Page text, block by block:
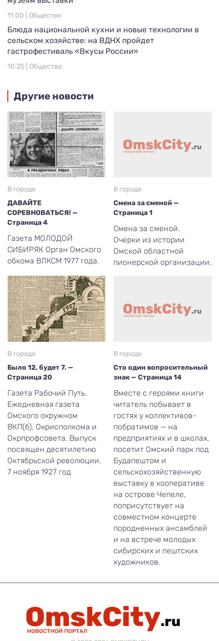
11:00 | Общество
Блюда национальной кухни и новые технологии в
сельском хозяйстве: на ВДНХ пройдет
гастрофестиваль «Вкусы России»
10:25 | Общество
Другие новости
В городе
ДАВАЙТЕ
СОРЕВНОВАТЬСЯ! —
Страница 4
Газета МОЛОДОЙ
СИБИРЯК Орган Омского
обкома ВЛКСМ 1977 года.
В городе
Смена за сменой —
Страница 1
Смена за сменой.
Очерки из истории
Омской областной
пионерской организации.
В городе
Было 12, будет 7. —
Страница 20
Газета Рабочий Путь.
Ежедневная газета
Омского окружном
ВКП(б), Окрисполкома и
Окрпрофсовета. Выпуск
посвящен десятилетию
Октябрьской революции.
7 ноября 1927 год
В городе
Сто один вопросительный
знак — Страница 14
Вместе с героями книги
читатель побывает в
гостях у коллективов-
побратимов — на
предприятиях и в школах,
посетит Омский парк под
Будапештом и
сельскохозяйственную
выставку в кооперативе
на острове Чепеле,
поприсутствует на
совместном концерте
породненных ансамблей
и на встрече молодых
сибирских и пештских
художников.